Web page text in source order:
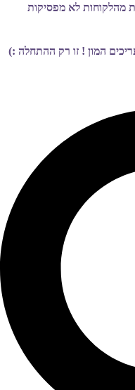
מהלקוחות לא מפסיקות
המון ! זו רק ההתחלה :)